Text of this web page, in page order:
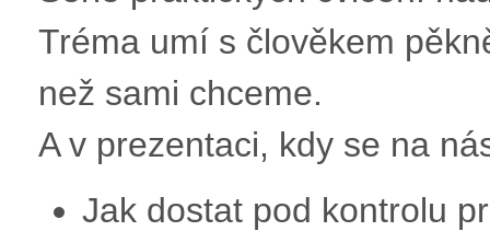
Tréma umí s člověkem
než sami chceme.
A v prezentaci, kdy se na
Jak dostat pod kontrolu